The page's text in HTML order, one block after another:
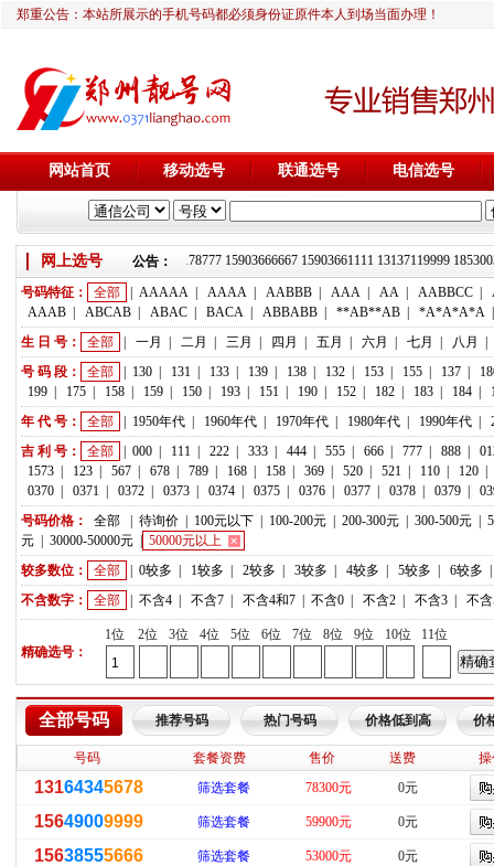
郑重公告：本站所展示的手机号码都必须身份证原件本人到场当面办理！
网站首页 移动选号 联通选号 电信选号
网上选号 公告：
靓号推荐：18236933666 13837178777 15903666667 15903661111 13137119999
号码特征： 全部 AAAAA AAAA AABBB AAA AA AABBCC
AAAB
ABCAB ABAC BACA ABBABB **AB**AB *A*A*A*A
生 日 号：
全部 一月 二月 三月 四月 五月 六月 七月 八月
号 码 段：
全部 130 131 133 139 138 132 153 155 137
199
175 158 159 150 193 151 190 152 182 183 184
年 代 号：
全部 1950年代 1960年代 1970年代 1980年代 1990年代
吉 利 号：
全部 000 111 222 333 444 555 666 777 888
1573
123 567 678 789 168 158 369 520 521 110 120
0370
0371 0372 0373 0374 0375 0376 0377 0378 0379
号码价格：
全部 待询价 100元以下 100-200元 200-300元 300-500元
元
30000-50000元
50000元以上
较多数位：
全部 0较多 1较多 2较多 3较多 4较多 5较多 6较多
不含数字：
全部 不含4 不含7 不含4和7 不含0 不含2 不含3 不
精确选号：
1位 2位 3位 4位 5位 6位 7位 8位 9位 10位 11位
全部号码 推荐号码 热门号码 价格低到高 价
号码 套餐资费 售价 送费
13164345678 筛选套餐 78300元 0元
15649009999 筛选套餐 59900元 0元
15638555666 筛选套餐 53000元 0元